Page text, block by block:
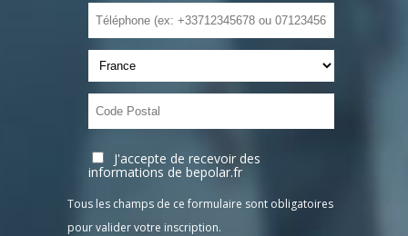
J'accepte de recevoir des
informations de bepolar.fr
Tous les champs de ce formulaire sont obligatoires
pour valider votre inscription.